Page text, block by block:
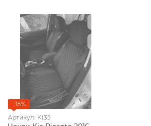
−15%
Артикул: KI35